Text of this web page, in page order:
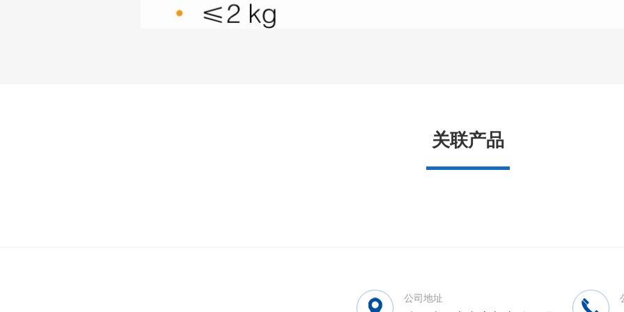
关联产品
公司地址